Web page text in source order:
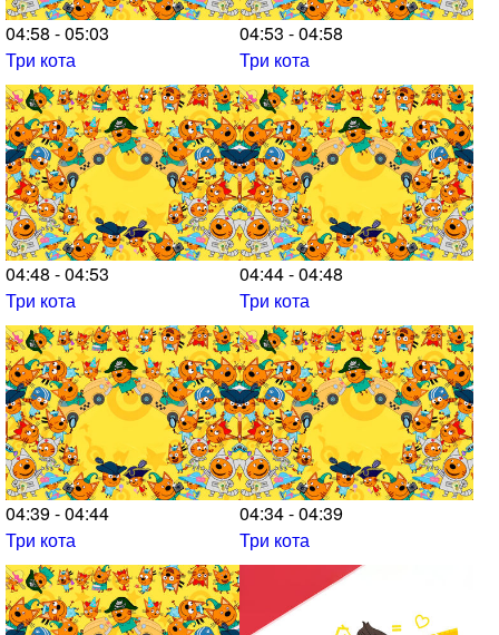
04:58 - 05:03
Три кота
04:53 - 04:58
Три кота
04:48 - 04:53
Три кота
04:44 - 04:48
Три кота
04:39 - 04:44
Три кота
04:34 - 04:39
Три кота